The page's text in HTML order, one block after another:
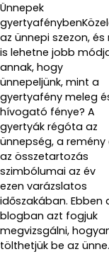
Ünnepek
az ünnepi szezon, és
is lehetne jobb
annak, hogy
ünnepeljünk, mint a
gyertyafény meleg
hívogató fénye? A
gyertyák régóta az
ünnepség, a remény
az összetartozás
szimbólumai az év
ezen varázslatos
időszakában. Ebben
blogban azt fogjuk
megvizsgálni,
tölthetjük be az